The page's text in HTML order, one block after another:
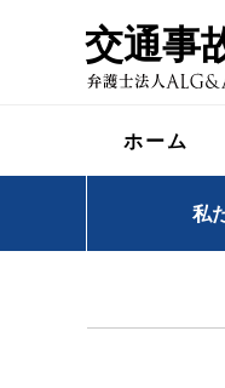
交通事
ホーム
私